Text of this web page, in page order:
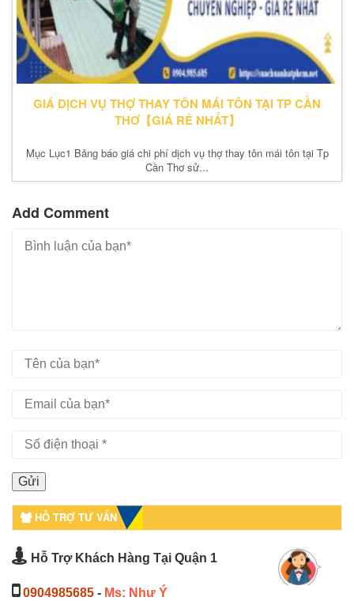
GIÁ DỊCH VỤ THỢ THAY TÔN MÁI TÔN TẠI TP CẦN
THƠ【GIÁ RẺ NHẤT】
Mục Lục1 Bảng báo giá chi phí dịch vụ thợ thay tôn mái tôn tại Tp
Cần Thơ sử...
Add Comment
HỖ TRỢ TƯ VẤN
Hỗ Trợ Khách Hàng Tại Quận 1
0904985685 - Ms: Như Ý